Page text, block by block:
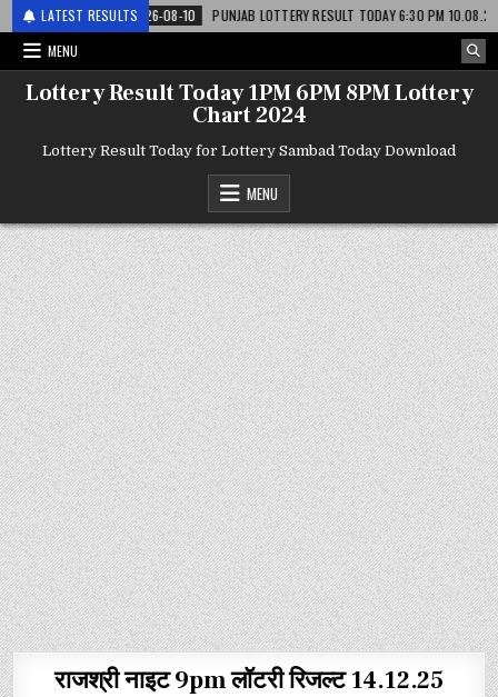
LATEST RESULTS
2026-08-10
PUNJAB LOTTERY RESULT TODAY 6:30 PM 10.08.26 –
MENU
Lottery Result Today 1PM 6PM 8PM Lottery
Chart 2024
Lottery Result Today for Lottery Sambad Today Download
MENU
राजश्री नाइट 9pm लॉटरी रिजल्ट 14.12.25